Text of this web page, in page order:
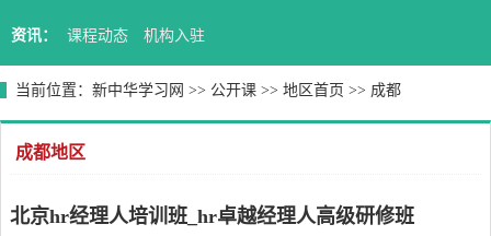
资讯： 课程动态 机构入驻
当前位置： 新中华学习网 >> 公开课 >> 地区首页 >> 成都
成都地区
北京hr经理人培训班_hr卓越经理人高级研修班